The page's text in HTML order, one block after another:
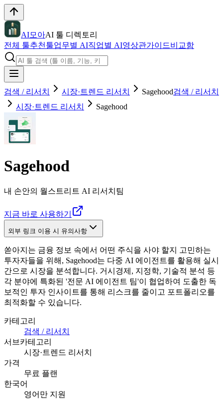
AI모아AI 툴 디렉토리
전체 툴추천툴업무별 AI직업별 AI영상관가이드비교함
검색 / 리서치 시장·트렌드 리서치 Sagehood검색 / 리서치
시장·트렌드 리서치
Sagehood
Sagehood
내 손안의 월스트리트 AI 리서치팀
지금 바로 사용하기
외부 링크 이용 시 유의사항
쏟아지는 금융 정보 속에서 어떤 주식을 사야 할지 고민하는
투자자들을 위해, Sagehood는 다중 AI 에이전트를 활용해 실시
간으로 시장을 분석합니다. 거시경제, 지정학, 기술적 분석 등
각 분야에 특화된 '전문 AI 에이전트 팀'이 협업하여 도출한 독
보적인 투자 인사이트를 통해 리스크를 줄이고 포트폴리오를
최적화할 수 있습니다.
카테고리
검색 / 리서치
서브카테고리
시장·트렌드 리서치
가격
무료 플랜
한국어
영어만 지원